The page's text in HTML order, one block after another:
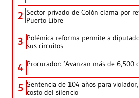
2 Sector privado de Colón clama por
Puerto Libre
3 Polémica reforma permite a
sus circuitos
4 Procurador: ‘Avanzan más de 6,500
5 Sentencia de 104 años para
costo del silencio